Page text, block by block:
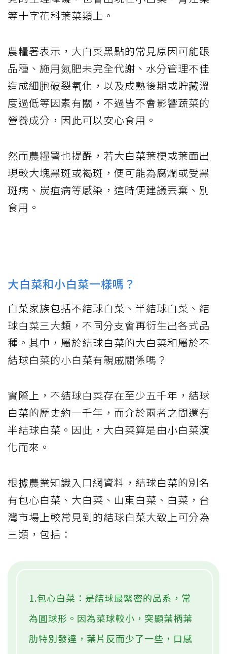
等十字花科葉菜類上。
農糧署表示，大白菜黑點的常見原因可能跟
品種、施用氮肥未完全代謝、水分管理不佳
造成細胞破裂氧化，以及成熟後期或貯藏溫
度過低等因素有關，不過皆不會影響蔬菜的
營養成分，因此可以安心食用。
然而農糧署也提醒，若大白菜葉梗或葉面出
現較大塊黑斑或褐斑，便可能為腐爛或受黑
斑病、炭疽病等感染，這時便建議丟棄、別
食用。
大白菜和小白菜一樣嗎？
白菜家族包括不結球白菜、半結球白菜、結
球白菜三大類，不同分支會再衍生出各式品
種。其中，屬於結球白菜的大白菜和屬於不
結球白菜的小白菜有親戚關係嗎？
實際上，不結球白菜存在至少五千年，結球
白菜的歷史約一千年，而介於兩者之間還有
半結球白菜。因此，大白菜算是由小白菜演
化而來。
根據農業知識入口網資料，結球白菜的別名
有包心白菜、大白菜、山東白菜、白菜，台
灣市場上較常見到的結球白菜大致上可分為
三類，包括：
1.包心白菜：是結球最緊密的品系，常
為圓球形。因為菜球較小，突顯葉柄葉
肋特別發達，葉片反而少了一些，口感